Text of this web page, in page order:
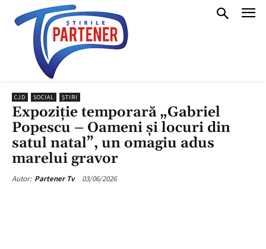
CJD SOCIAL ȘTIRI
Expoziție temporară „Gabriel
Popescu – Oameni și locuri din
satul natal”, un omagiu adus
marelui gravor
Autor: Partener Tv 03/06/2026